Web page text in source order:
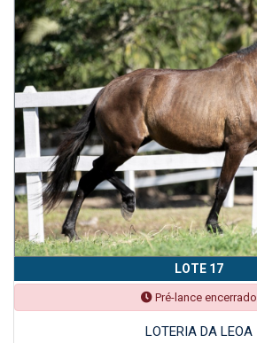
LOTE 17
Pré-lance encerrado
LOTERIA DA LEOA